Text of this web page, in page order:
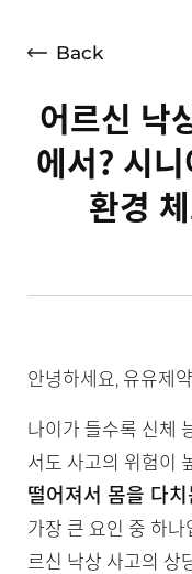
Back
어르신 낙
에서? 시
환경
안녕하세요, 유유제
나이가 들수록 신체
서도 사고의 위험이
떨어져서 몸을 다
가장 큰 요인 중 하
르신 낙상 사고의 상